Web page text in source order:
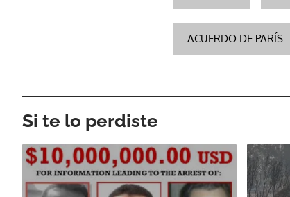
ACUERDO DE PARÍS
Si te lo perdiste